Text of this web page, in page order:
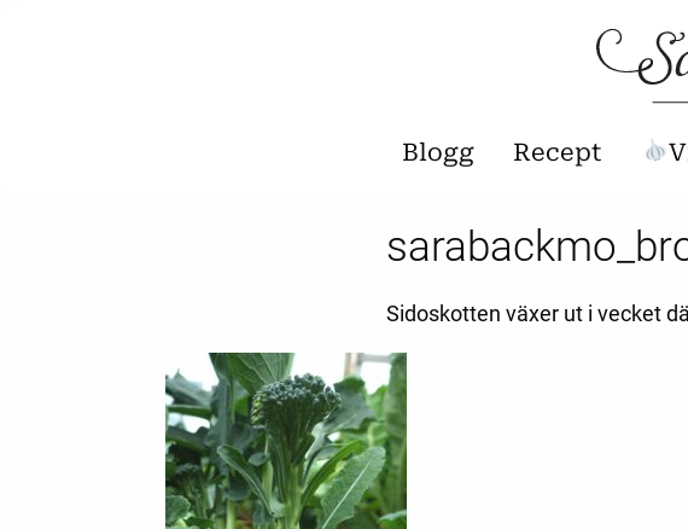
Blogg Recept
Sidoskotten växer ut i vecket